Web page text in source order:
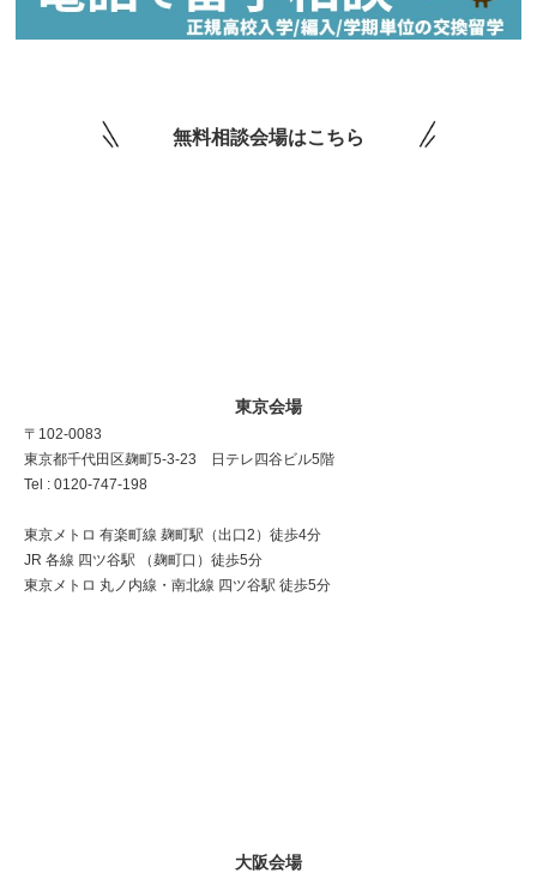
無料相談会場はこちら
東京会場
〒102-0083
東京都千代田区麹町5-3-23 日テレ四谷ビル5階
Tel : 0120-747-198
東京メトロ 有楽町線 麹町駅（出口2）徒歩4分
JR 各線 四ツ谷駅 （麹町口）徒歩5分
東京メトロ 丸ノ内線・南北線 四ツ谷駅 徒歩5分
大阪会場